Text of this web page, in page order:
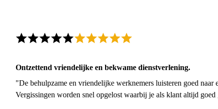
Ontzettend vriendelijke en bekwame dienstverlening.
"De behulpzame en vriendelijke werknemers luisteren goed naar
Vergissingen worden snel opgelost waarbij je als klant altijd